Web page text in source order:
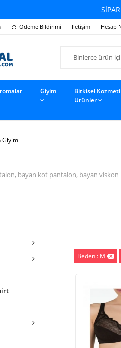
Ödeme Bildirimi İletişim Hesap
Giyim
Bitkisel
Ürünler
Giyim
bayan kot pantalon, bayan
Beden : M